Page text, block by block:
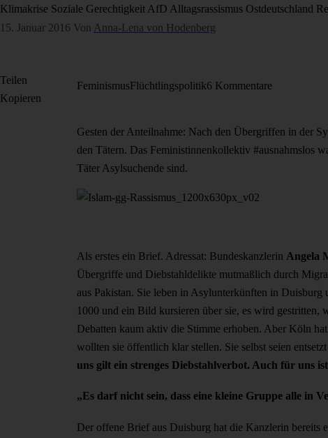
Klimakrise Soziale Gerechtigkeit AfD Alltagsrassismus Ostdeutschland
15. Januar 2016 Von Anna-Lena von Hodenberg
FeminismusFlüchtlingspolitik6 Kommentare
Gesten der Anteilnahme: Nach den Übergriffen in der
den Tätern. Das Feministinnenkollektiv #ausnahmslos
Täter Asylsuchende sind.
Als erstes ein Brief. Adressat: Bundeskanzlerin Angela
Übergriffe und Diebstahldelikte mutmaßlich durch
aus Pakistan. Sie leben in Asylunterkünften in
1000 und ein Bild kursieren über sie, es wird gestritten,
Debatten kaum aktiv die Stimme erhoben. Aber Köln
wollten sie öffentlich klar stellen. Sie selbst seien entsetzt
uns gilt ein strenges Diebstahlverbot. Auch für uns
„Es darf nicht sein, dass eine kleine Gruppe alle in
Der offene Brief aus Duisburg hat die Kanzlerin bereits
Teilen
Kopieren